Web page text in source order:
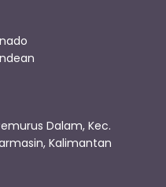
Dalam, Kec.
Kalimantan